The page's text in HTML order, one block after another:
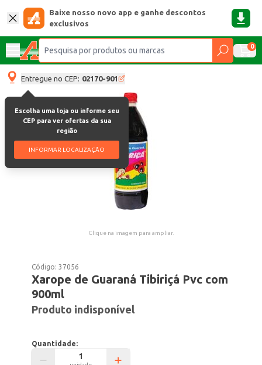
Baixe nosso novo app e ganhe descontos
exclusivos
0
Entregue no CEP: 02170-901
Escolha uma loja ou informe seu
CEP para ver ofertas da sua
região
INFORMAR LOCALIZAÇÃO
Clique na imagem para ampliar.
Código:37056
Xarope de Guaraná Tibiriçá Pvc com
900ml
Produto indisponível
Quantidade: